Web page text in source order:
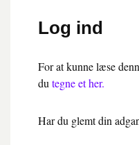
Log ind
For at kunne læse
du tegne et her.
Har du glemt din